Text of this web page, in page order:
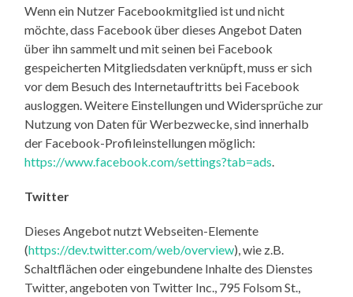
Wenn ein Nutzer Facebookmitglied ist und nicht
möchte, dass Facebook über dieses Angebot Daten
über ihn sammelt und mit seinen bei Facebook
gespeicherten Mitgliedsdaten verknüpft, muss er sich
vor dem Besuch des Internetauftritts bei Facebook
ausloggen. Weitere Einstellungen und Widersprüche zur
Nutzung von Daten für Werbezwecke, sind innerhalb
der Facebook-Profileinstellungen möglich:
https://www.facebook.com/settings?tab=ads
Twitter
Dieses Angebot nutzt Webseiten-Elemente
(https://dev.twitter.com/web/overview), wie z.B.
Schaltflächen oder eingebundene Inhalte des Dienstes
Twitter, angeboten von Twitter Inc., 795 Folsom St.,